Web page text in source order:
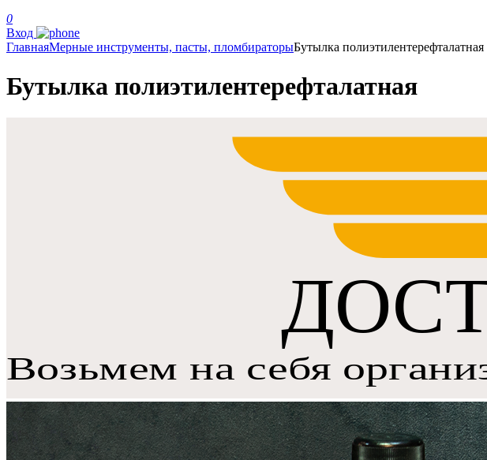
0
Вход
ГлавнаяМерные инструменты, пасты, пломбираторыБутылка полиэтилентерефталатная
Бутылка полиэтилентерефталатная